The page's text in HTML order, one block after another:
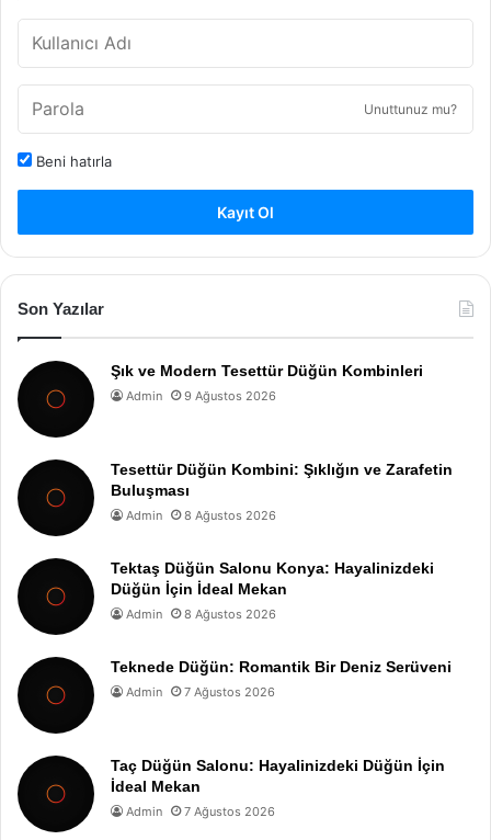
Unuttunuz mu?
Beni hatırla
Kayıt Ol
Son Yazılar
Şık ve Modern Tesettür Düğün Kombinleri
Admin 9 Ağustos 2026
Tesettür Düğün Kombini: Şıklığın ve Zarafetin
Buluşması
Admin 8 Ağustos 2026
Tektaş Düğün Salonu Konya: Hayalinizdeki
Düğün İçin İdeal Mekan
Admin 8 Ağustos 2026
Teknede Düğün: Romantik Bir Deniz Serüveni
Admin 7 Ağustos 2026
Taç Düğün Salonu: Hayalinizdeki Düğün İçin
İdeal Mekan
Admin 7 Ağustos 2026